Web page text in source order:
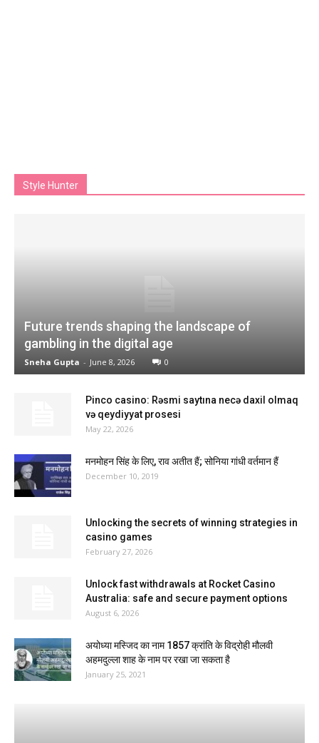
Style Hunter
Future trends shaping the landscape of
gambling in the digital age
Sneha Gupta - June 8, 2026 0
Pinco casino: Rəsmi saytına necə daxil olmaq
və qeydiyyat prosesi
May 22, 2026
मनमोहन सिंह के लिए, राव अतीत हैं; सोनिया गांधी वर्तमान हैं
December 10, 2019
Unlocking the secrets of winning strategies in
casino games
February 27, 2026
Unlock fast withdrawals at Rocket Casino
Australia: safe and secure payment options
August 6, 2026
अयोध्या मस्जिद का नाम 1857 क्रांति के विद्रोही मौलवी
अहमदुल्ला शाह के नाम पर रखा जा सकता है
January 25, 2021